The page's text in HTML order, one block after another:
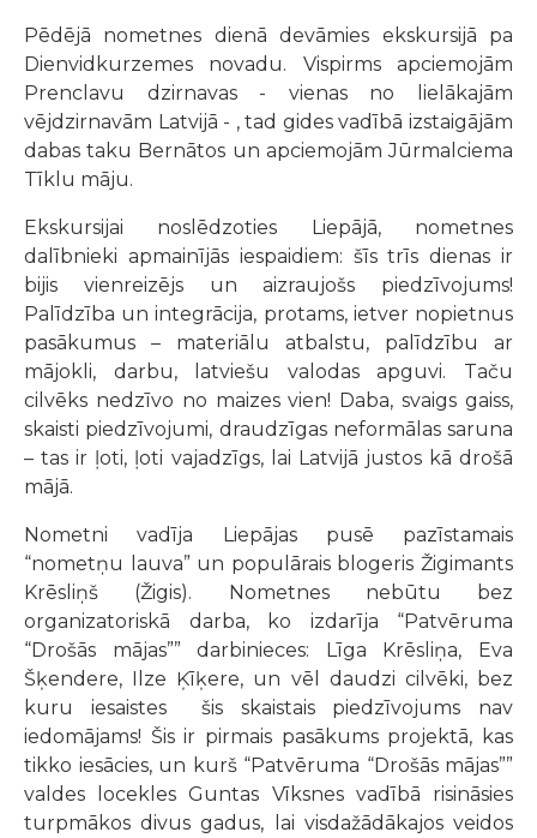
Pēdējā nometnes dienā devāmies ekskursijā pa
Dienvidkurzemes novadu. Vispirms apciemojām
Prenclavu dzirnavas - vienas no lielākajām
vējdzirnavām Latvijā - , tad gides vadībā izstaigājām
dabas taku Bernātos un apciemojām Jūrmalciema
Tīklu māju.
Ekskursijai noslēdzoties Liepājā, nometnes
dalībnieki apmainījās iespaidiem: šīs trīs dienas ir
bijis vienreizējs un aizraujošs piedzīvojums!
Palīdzība un integrācija, protams, ietver nopietnus
pasākumus – materiālu atbalstu, palīdzību ar
mājokli, darbu, latviešu valodas apguvi. Taču
cilvēks nedzīvo no maizes vien! Daba, svaigs gaiss,
skaisti piedzīvojumi, draudzīgas neformālas saruna
– tas ir ļoti, ļoti vajadzīgs, lai Latvijā justos kā drošā
mājā.
Nometni vadīja Liepājas pusē pazīstamais
“nometņu lauva” un populārais blogeris Žigimants
Krēsliņš (Žigis). Nometnes nebūtu bez
organizatoriskā darba, ko izdarīja “Patvēruma
“Drošās mājas”” darbinieces: Līga Krēsliņa, Eva
Šķendere, Ilze Ķīķere, un vēl daudzi cilvēki, bez
kuru iesaistes šis skaistais piedzīvojums nav
iedomājams! Šis ir pirmais pasākums projektā, kas
tikko iesācies, un kurš “Patvēruma “Drošās mājas””
valdes locekles Guntas Vīksnes vadībā risināsies
turpmākos divus gadus, lai visdažādākajos veidos